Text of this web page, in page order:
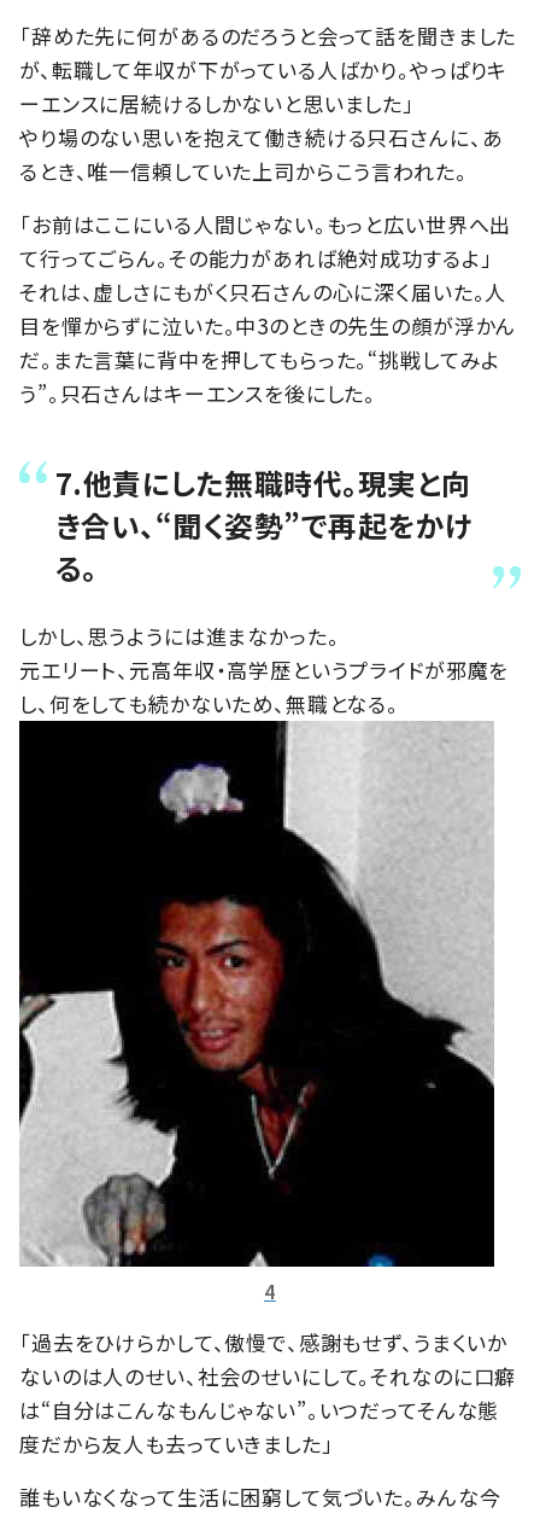
「辞めた先に何があるのだろうと会って話を聞きました
が、転職して年収が下がっている人ばかり。やっぱりキ
ーエンスに居続けるしかないと思いました」
やり場のない思いを抱えて働き続ける只石さんに、あ
るとき、唯一信頼していた上司からこう言われた。
「お前はここにいる人間じゃない。もっと広い世界へ出
て行ってごらん。その能力があれば絶対成功するよ」
それは、虚しさにもがく只石さんの心に深く届いた。人
目を憚からずに泣いた。中3のときの先生の顔が浮かん
だ。また言葉に背中を押してもらった。“挑戦してみよ
う”。只石さんはキーエンスを後にした。
7.他責にした無職時代。現実と向
き合い、“聞く姿勢”で再起をかけ
る。
しかし、思うようには進まなかった。
元エリート、元高年収・高学歴というプライドが邪魔を
し、何をしても続かないため、無職となる。
4
「過去をひけらかして、傲慢で、感謝もせず、うまくいか
ないのは人のせい、社会のせいにして。それなのに口癖
は“自分はこんなもんじゃない”。いつだってそんな態
度だから友人も去っていきました」
誰もいなくなって生活に困窮して気づいた。みんな今